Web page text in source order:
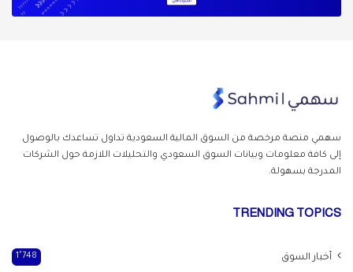
سهمي منصة مرخصة من السوق المالية السعودية تداول تساعدك بالوصول
إلى كافة معلومات وبيانات السوق السعودي والتحليلات اللازمة حول الشركات
المدرجة بسهولة.
TRENDING TOPICS
أخبار السوق 1٬748